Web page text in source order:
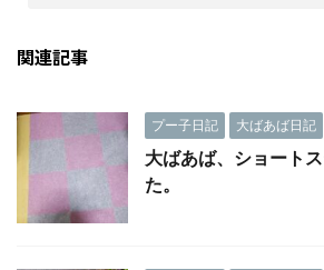
関連記事
プー子日記 大ばあば日記
大ばあば、ショート
た。